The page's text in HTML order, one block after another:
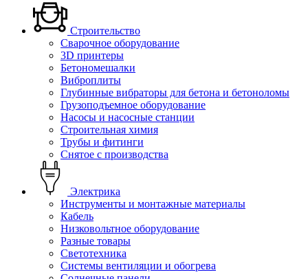
Строительство
Сварочное оборудование
3D принтеры
Бетономешалки
Виброплиты
Глубинные вибраторы для бетона и бетоноломы
Грузоподъемное оборудование
Насосы и насосные станции
Строительная химия
Трубы и фитинги
Снятое с производства
Электрика
Инструменты и монтажные материалы
Кабель
Низковольтное оборудование
Разные товары
Светотехника
Системы вентиляции и обогрева